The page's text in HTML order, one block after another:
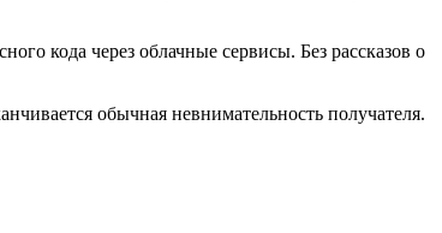
кода через облачные сервисы. Без рассказов о
обычная невнимательность получателя.